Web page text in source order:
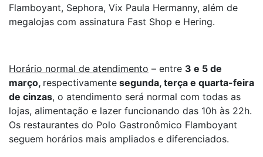
Flamboyant, Sephora, Vix Paula Hermanny, além de
megalojas com assinatura Fast Shop e Hering.
Horário normal de atendimento – entre 3 e 5 de
março, respectivamente segunda, terça e quarta-feira
de cinzas, o atendimento será normal com todas as
lojas, alimentação e lazer funcionando das 10h às 22h.
Os restaurantes do Polo Gastronômico Flamboyant
seguem horários mais ampliados e diferenciados.